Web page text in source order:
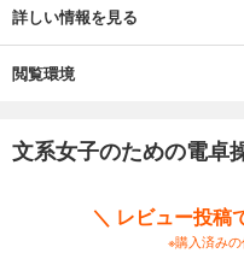
ために、音声講義（mp3）や電
ンロード提供しています！
詳しい情報を見る
閲覧環境
文系女子のための電卓
＼ レビュー投稿
※購入済み